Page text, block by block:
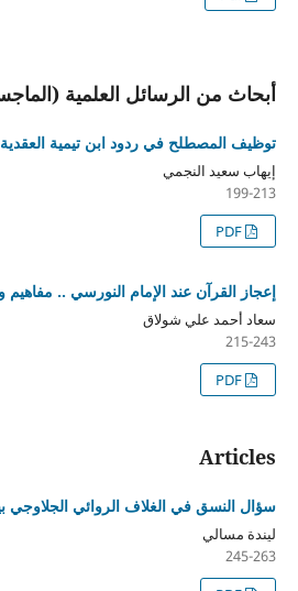
أبحاث من الرسائل العلمية
توظيف المصطلح في ردود ابن تيمية العقدية
إيهاب سعيد النجمي
199-213
PDF
إعجاز القرآن عند الإمام النورسي ..
سعاد أحمد علي شولاق
215-243
PDF
Articles
سؤال النسق في الغلاف الروائي الجلاوجي
ليندة مسالي
245-263